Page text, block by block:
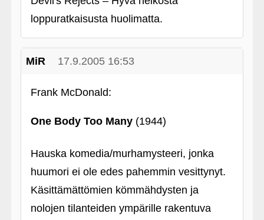
loppuratkaisusta huolimatta.
MiR 17.9.2005 16:53
Frank McDonald:
One Body Too Many(1944)
Hauska komedia/murhamysteeri, jonka
huumori ei ole edes pahemmin vesittynyt.
Käsittämättömien kömmähdysten ja
nolojen tilanteiden ympärille rakentuva